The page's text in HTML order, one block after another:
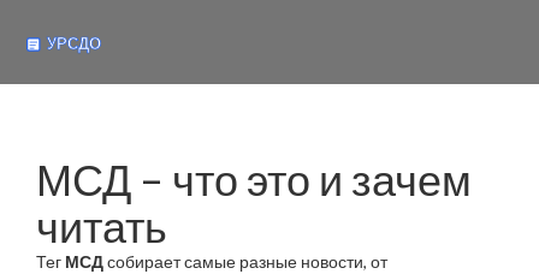
МСД – что это и зачем
читать
Тег МСДсобирает самые разные новости, от